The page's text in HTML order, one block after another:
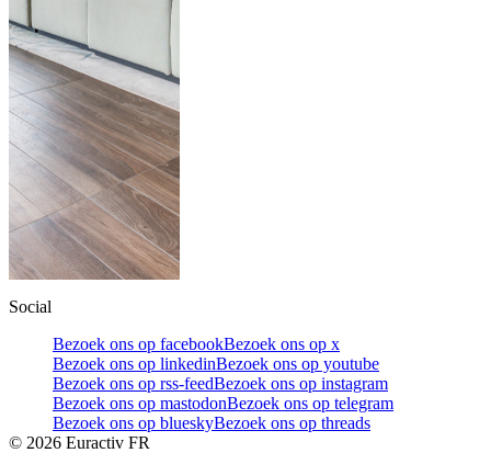
Social
Bezoek ons op facebookBezoek ons op x
Bezoek ons op linkedinBezoek ons op youtube
Bezoek ons op rss-feedBezoek ons op instagram
Bezoek ons op mastodonBezoek ons op telegram
Bezoek ons op blueskyBezoek ons op threads
© 2026 Euractiv FR